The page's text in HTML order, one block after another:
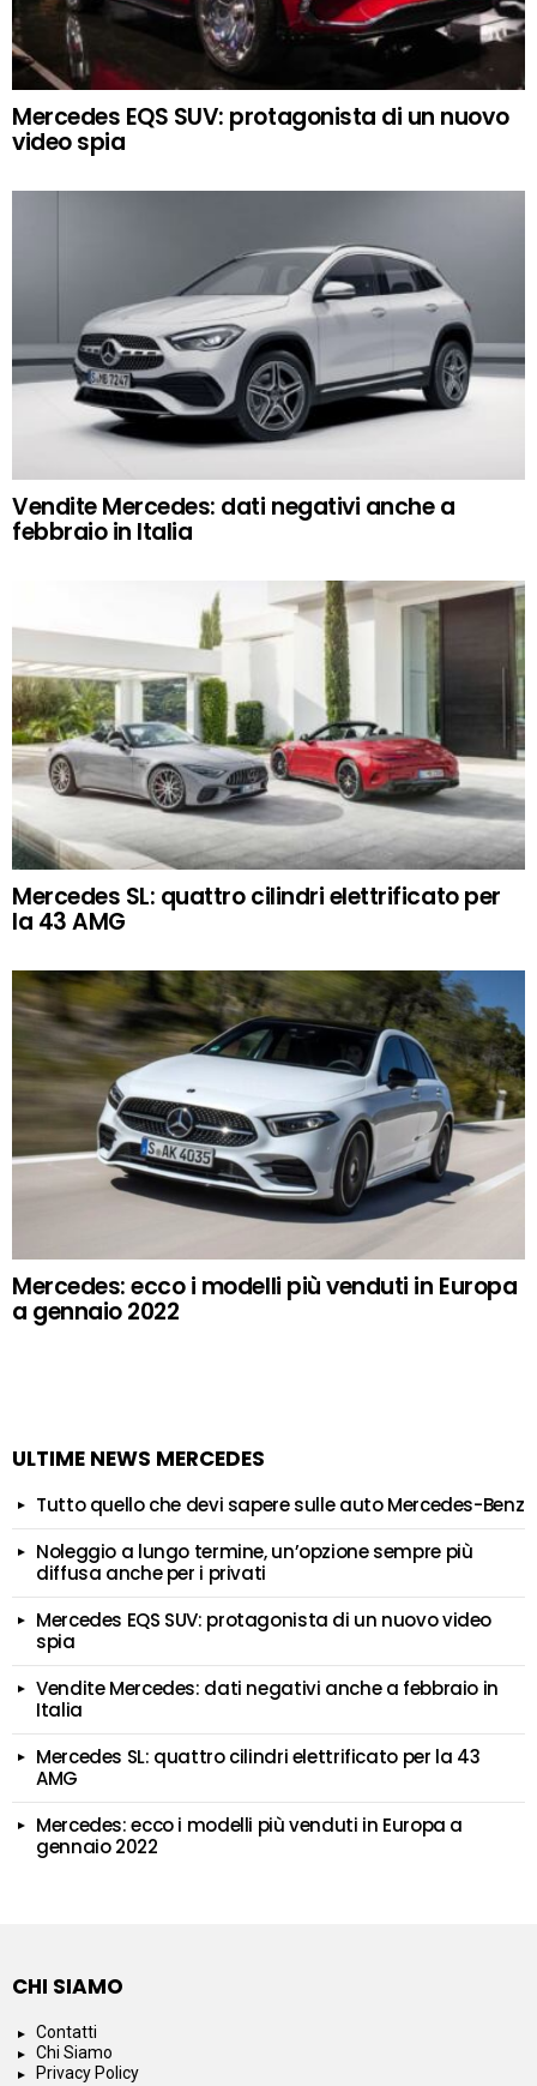
Mercedes EQS SUV: protagonista di un nuovo
video spia
Vendite Mercedes: dati negativi anche a
febbraio in Italia
Mercedes SL: quattro cilindri elettrificato per
la 43 AMG
Mercedes: ecco i modelli più venduti in Europa
a gennaio 2022
ULTIME NEWS MERCEDES
Tutto quello che devi sapere sulle auto Mercedes-Benz
Noleggio a lungo termine, un’opzione sempre più
diffusa anche per i privati
Mercedes EQS SUV: protagonista di un nuovo video
spia
Vendite Mercedes: dati negativi anche a febbraio in
Italia
Mercedes SL: quattro cilindri elettrificato per la 43
AMG
Mercedes: ecco i modelli più venduti in Europa a
gennaio 2022
CHI SIAMO
Contatti
Chi Siamo
Privacy Policy